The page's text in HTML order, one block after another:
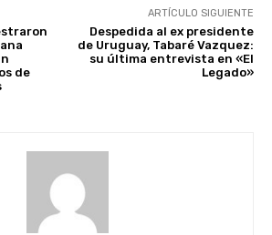
de
ARTÍCULO SIGUIENTE
Despedida al ex presidente
de Uruguay, Tabaré Vazquez:
su última entrevista en «El
Legado»